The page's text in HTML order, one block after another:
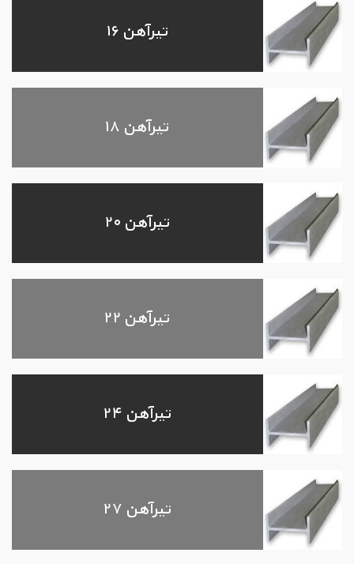
تیرآهن ۱۶
تیرآهن ۱۸
تیرآهن ۲۰
تیرآهن ۲۲
تیرآهن ۲۴
تیرآهن ۲۷